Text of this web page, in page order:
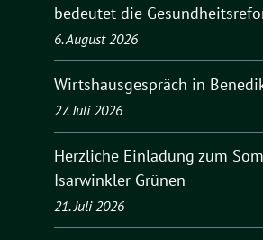
bedeutet die
6. August 2026
Wirtshausgespräch in
27. Juli 2026
Herzliche Einladung zum
Isarwinkler Grünen
21. Juli 2026